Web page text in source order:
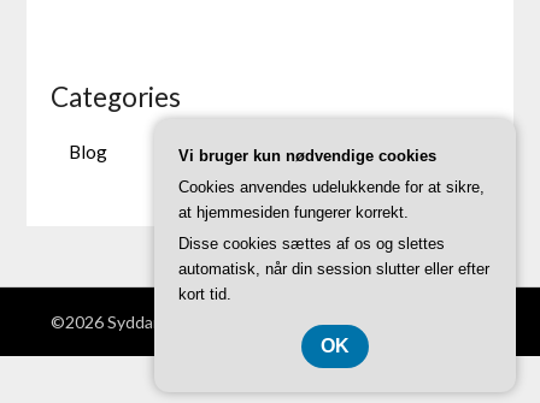
Categories
Blog
©2026 Syddanskinnovation.dk | Theme by
CVR-Nummer 3740 7739
Vi bruger kun nødvendige cookies
Cookies anvendes udelukkende for at sikre,
at hjemmesiden fungerer korrekt.
Disse cookies sættes af os og slettes
automatisk, når din session slutter eller efter
kort tid.
OK